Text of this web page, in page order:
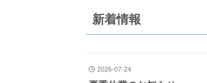
新着情報
2026-07-24